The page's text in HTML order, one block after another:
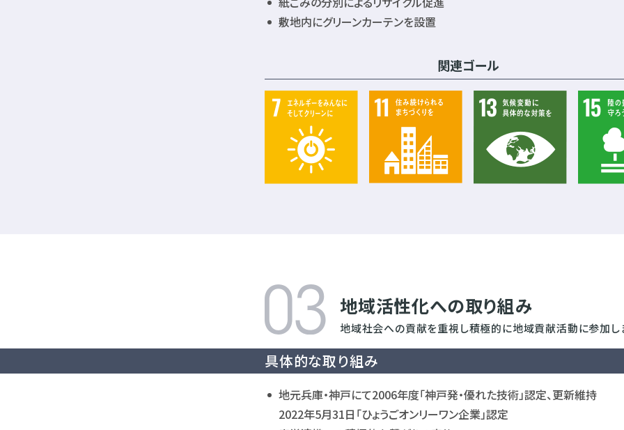
敷地内にグリーンカーテンを設置
関連ゴール
地域活性化への取り組み
地域社会への貢献を重視し積極的に地域貢献活動に参加し
具体的な取り組み
地元兵庫・神戸にて2006年度「神戸発・優れた技術」認定、更新維持
2022年5月31日「ひょうごオンリーワン企業」認定